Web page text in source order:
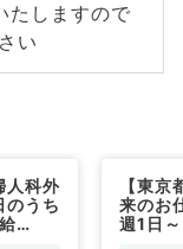
たしますので
い
人科外
のうち
【東
来のお
週1日